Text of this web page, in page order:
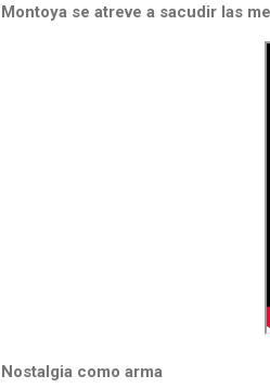
Montoya se atreve a sacudir las
Nostalgia como arma